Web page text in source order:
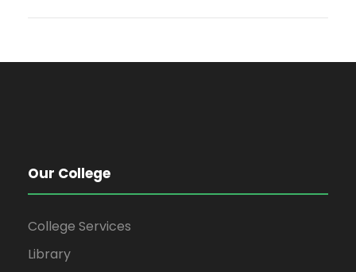
Our College
College Services
Library